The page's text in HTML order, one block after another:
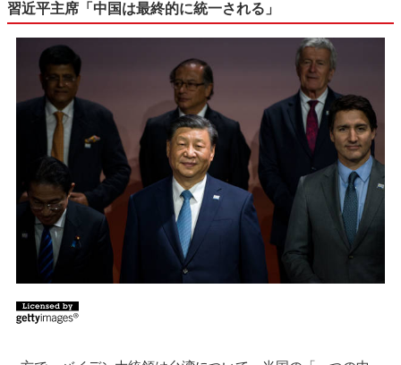
習近平主席「中国は最終的に統一される」